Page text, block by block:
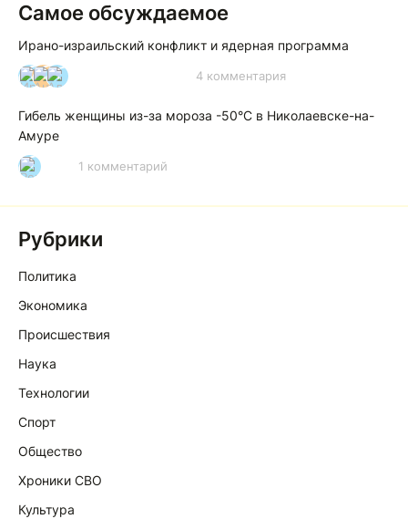
Самое обсуждаемое
Ирано-израильский конфликт и ядерная программа
И А А 4 комментария
Гибель женщины из-за мороза -50°C в Николаевске-на-
Амуре
Р 1 комментарий
Рубрики
Политика
Экономика
Происшествия
Наука
Технологии
Спорт
Общество
Хроники СВО
Культура